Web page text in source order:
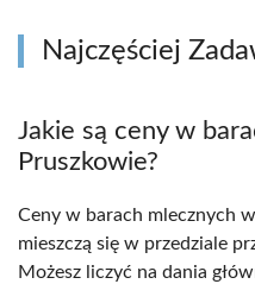
Najczęściej
Jakie są ceny w
Pruszkowie?
Ceny w barach mlecznych
mieszczą się w przedziale
Możesz liczyć na dania